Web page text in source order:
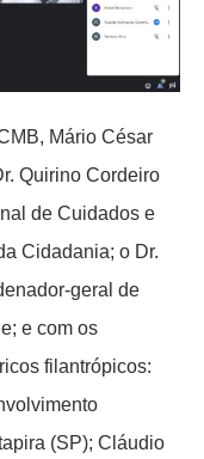
Mário César
Quirino Cordeiro
de Cuidados e
Cidadania; o Dr.
geral de
e com os
filantrópicos:
(SP); Cláudio